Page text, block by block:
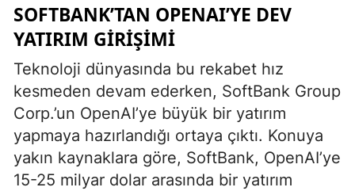
SOFTBANK’TAN OPENAI’YE DEV
YATIRIM GIRIŞIMI
Teknoloji dünyasında bu rekabet hız
kesmeden devam ederken, SoftBank Group
Corp.’un OpenAI’ye büyük bir yatırım
yapmaya hazırlandığı ortaya çıktı. Konuya
yakın kaynaklara göre, SoftBank, OpenAI’ye
15-25 milyar dolar arasında bir yatırım